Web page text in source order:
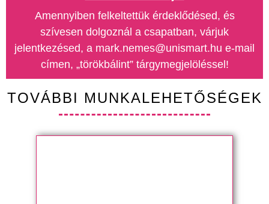
Amennyiben felkeltettük érdeklődésed, és
szívesen dolgoznál a csapatban, várjuk
jelentkezésed, a mark.nemes@unismart.hu e-mail
címen, „törökbálint” tárgymegjelöléssel!
TOVÁBBI MUNKALEHETŐSÉGEK